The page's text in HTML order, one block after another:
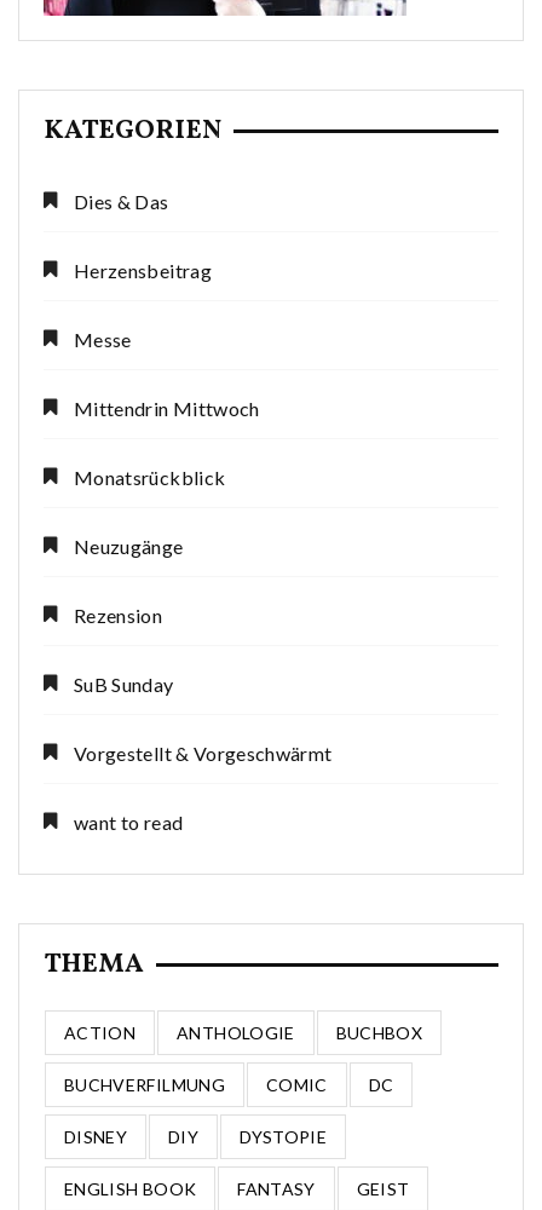
KATEGORIEN
Dies & Das
Herzensbeitrag
Messe
Mittendrin Mittwoch
Monatsrückblick
Neuzugänge
Rezension
SuB Sunday
Vorgestellt & Vorgeschwärmt
want to read
THEMA
ACTION ANTHOLOGIE BUCHBOX
BUCHVERFILMUNG COMIC DC
DISNEY DIY DYSTOPIE
ENGLISH BOOK FANTASY GEIST